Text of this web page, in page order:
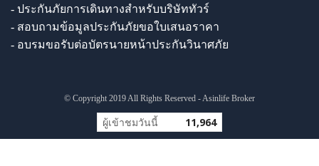
- ประกันภัยการเดินทางสำหรับบริษัททัวร์
- สอบถามข้อมูลประกันภัยขอใบเสนอราคา
- อบรมขอรับต่อบัตรนายหน้าประกันวินาศภัย
© Copyright 2019 All Rights Reserved - Asinlife Broker
ผู้เข้าชมวันนี้ 11,964